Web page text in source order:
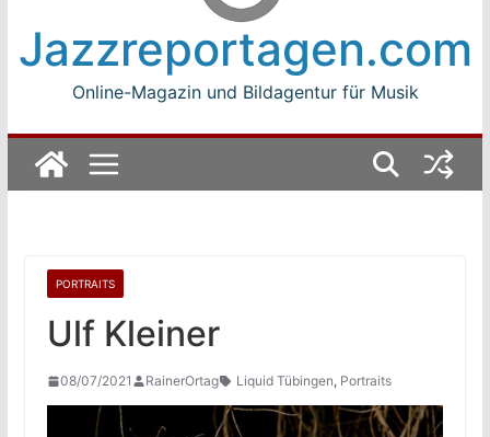
Winterbach Zeltspektakel 2026
Jean-Michel Jarre bei den jazz open
Modena auf der Piazza Roma 2026
Jazzreportagen.com
Online-Magazin und Bildagentur für Musik
PORTRAITS
Ulf Kleiner
08/07/2021 RainerOrtag Liquid Tübingen, Portraits